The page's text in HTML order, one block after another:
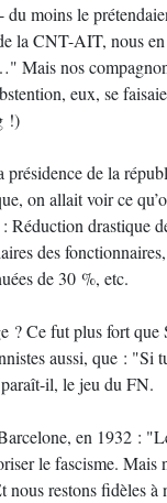
moins le
la CNT-AIT, nous
Mais nos
eux, se
!)
de la
on allait voir ce
drastique
des
de 30 %, etc.
? Ce fut plus fort
aussi, que : "Si
il, le jeu du FN.
en 1932 :
le fascisme.
nous restons fidèles